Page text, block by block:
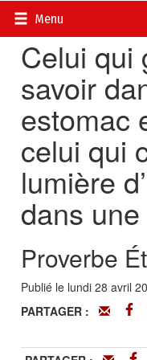
Menu
Accueil>
Celui qui
savoir
estomac
celui qui
lumière
dans
Proverbe
Publié le lundi 28 avril
PARTAGER :